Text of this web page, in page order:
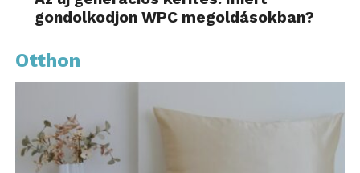
gondolkodjon WPC megoldásokban?
Otthon